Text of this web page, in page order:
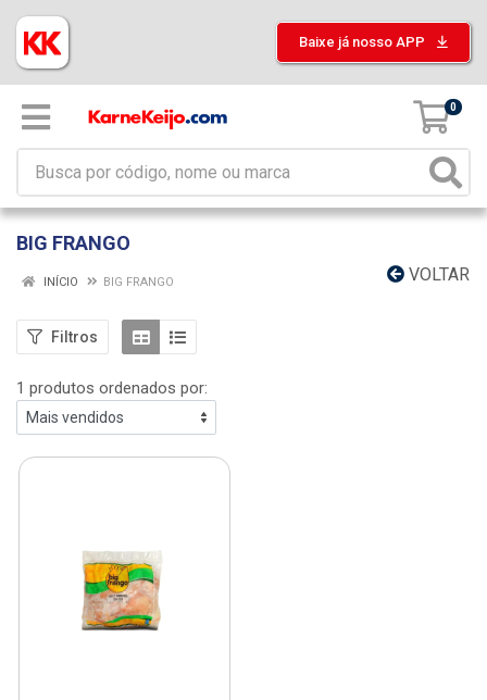
Baixe já nosso APP
0
BIG FRANGO
VOLTAR
INÍCIO BIG FRANGO
Filtros
1 produtos ordenados por: